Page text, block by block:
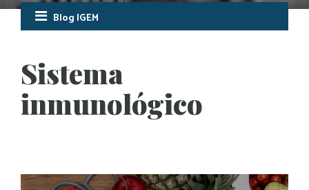
Blog IGEM
Sistema
inmunológico